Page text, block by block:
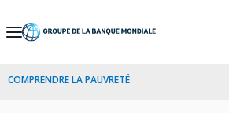
Skip
Navigation
COMPRENDRE LA PAUVRETÉ